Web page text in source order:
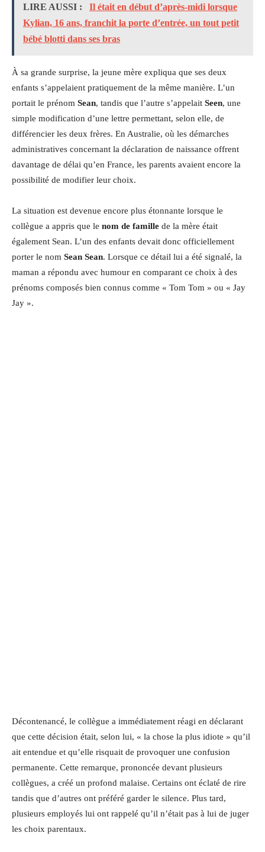
LIRE AUSSI :
Il était en début d’après-midi lorsque
Kylian, 16 ans, franchit la porte d’entrée, un tout petit
bébé blotti dans ses bras
À sa grande surprise, la jeune mère expliqua que ses deux
enfants s’appelaient pratiquement de la même manière. L’un
portait le prénom Sean, tandis que l’autre s’appelait Seen, une
simple modification d’une lettre permettant, selon elle, de
différencier les deux frères. En Australie, où les démarches
administratives concernant la déclaration de naissance offrent
davantage de délai qu’en France, les parents avaient encore la
possibilité de modifier leur choix.
La situation est devenue encore plus étonnante lorsque le
collègue a appris que le nom de famille de la mère était
également Sean. L’un des enfants devait donc officiellement
porter le nom Sean Sean. Lorsque ce détail lui a été signalé, la
maman a répondu avec humour en comparant ce choix à des
prénoms composés bien connus comme « Tom Tom » ou « Jay
Jay ».
Décontenancé, le collègue a immédiatement réagi en déclarant
que cette décision était, selon lui, « la chose la plus idiote » qu’il
ait entendue et qu’elle risquait de provoquer une confusion
permanente. Cette remarque, prononcée devant plusieurs
collègues, a créé un profond malaise. Certains ont éclaté de rire
tandis que d’autres ont préféré garder le silence. Plus tard,
plusieurs employés lui ont rappelé qu’il n’était pas à lui de juger
les choix parentaux.